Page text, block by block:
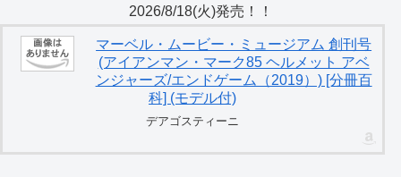
2026/8/18(火)発売！！
マーベル・ムービー・ミュージアム 創刊号
(アイアンマン・マーク85 ヘルメット アベ
ンジャーズ/エンドゲーム（2019）) [分冊百
科] (モデル付)
デアゴスティーニ